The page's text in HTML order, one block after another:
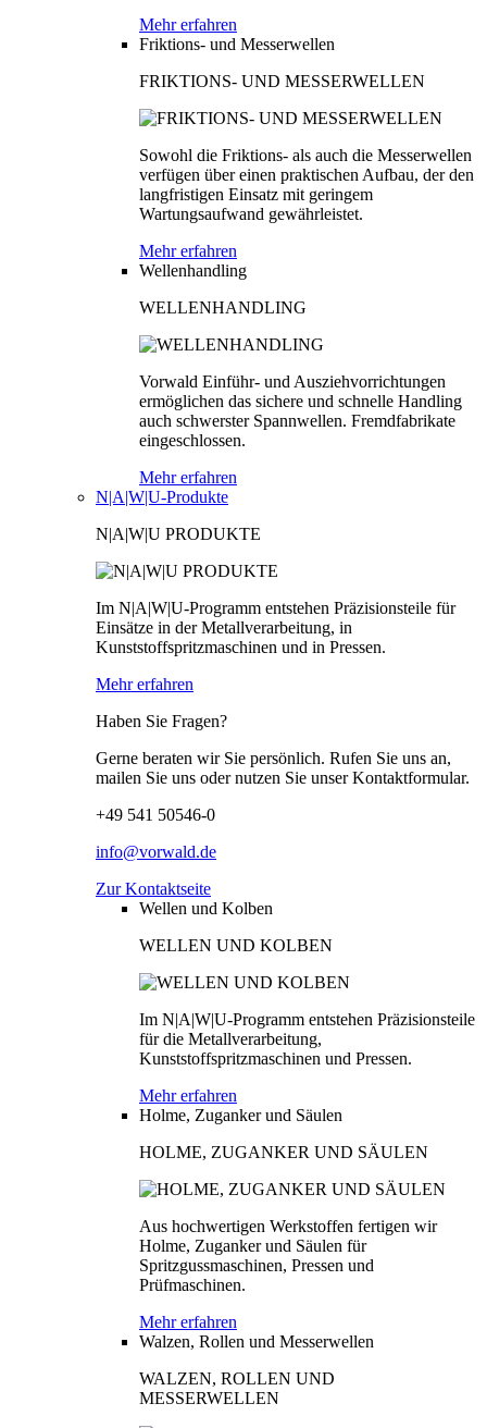
Mehr erfahren
Friktions- und Messerwellen
FRIKTIONS- UND MESSERWELLEN
Sowohl die Friktions- als auch die Messerwellen
verfügen über einen praktischen Aufbau, der den
langfristigen Einsatz mit geringem
Wartungsaufwand gewährleistet.
Mehr erfahren
Wellenhandling
WELLENHANDLING
Vorwald Einführ- und Ausziehvorrichtungen
ermöglichen das sichere und schnelle Handling
auch schwerster Spannwellen. Fremdfabrikate
eingeschlossen.
Mehr erfahren
N|A|W|U-Produkte
N|A|W|U PRODUKTE
Im N|A|W|U-Programm entstehen Präzisionsteile für
Einsätze in der Metallverarbeitung, in
Kunststoffspritzmaschinen und in Pressen.
Mehr erfahren
Haben Sie Fragen?
Gerne beraten wir Sie persönlich. Rufen Sie uns an,
mailen Sie uns oder nutzen Sie unser Kontaktformular.
+49 541 50546-0
info@vorwald.de
Zur Kontaktseite
Wellen und Kolben
WELLEN UND KOLBEN
Im N|A|W|U-Programm entstehen Präzisionsteile
für die Metallverarbeitung,
Kunststoffspritzmaschinen und Pressen.
Mehr erfahren
Holme, Zuganker und Säulen
HOLME, ZUGANKER UND SÄULEN
Aus hochwertigen Werkstoffen fertigen wir
Holme, Zuganker und Säulen für
Spritzgussmaschinen, Pressen und
Prüfmaschinen.
Mehr erfahren
Walzen, Rollen und Messerwellen
WALZEN, ROLLEN UND
MESSERWELLEN